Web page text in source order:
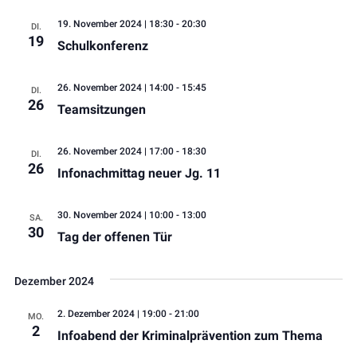
DI.
19 Schulkonferenz
19. November 2024 | 18:30 - 20:30
DI.
26 Teamsitzungen
26. November 2024 | 14:00 - 15:45
DI.
26 Infonachmittag neuer Jg. 11
26. November 2024 | 17:00 - 18:30
SA.
30 Tag der offenen Tür
30. November 2024 | 10:00 - 13:00
Dezember 2024
MO.
2
Infoabend der Kriminalprävention zum Thema
2. Dezember 2024 | 19:00 - 21:00